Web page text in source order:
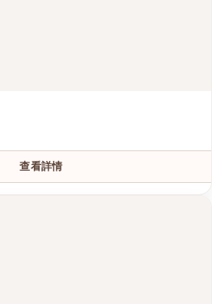
查看詳情